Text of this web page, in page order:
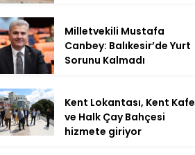
Milletvekili Mustafa
Canbey: Balıkesir’de Yurt
Sorunu Kalmadı
Kent Lokantası, Kent Kafe
ve Halk Çay Bahçesi
hizmete giriyor